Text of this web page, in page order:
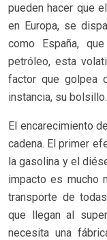
pueden hacer que
en Europa, se
como España,
petróleo, esta
factor que golpea
instancia, su bolsillo.
El encarecimiento
cadena. El primer
la gasolina y el
impacto es mucho
transporte de
que llegan al
necesita una